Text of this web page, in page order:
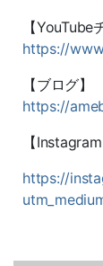
【YouTube
https://
【ブログ】
https://
【Instagram
https://